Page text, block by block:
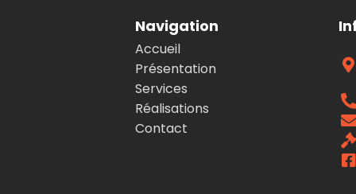
Navigation
Accueil
Présentation
Services
Réalisations
Contact